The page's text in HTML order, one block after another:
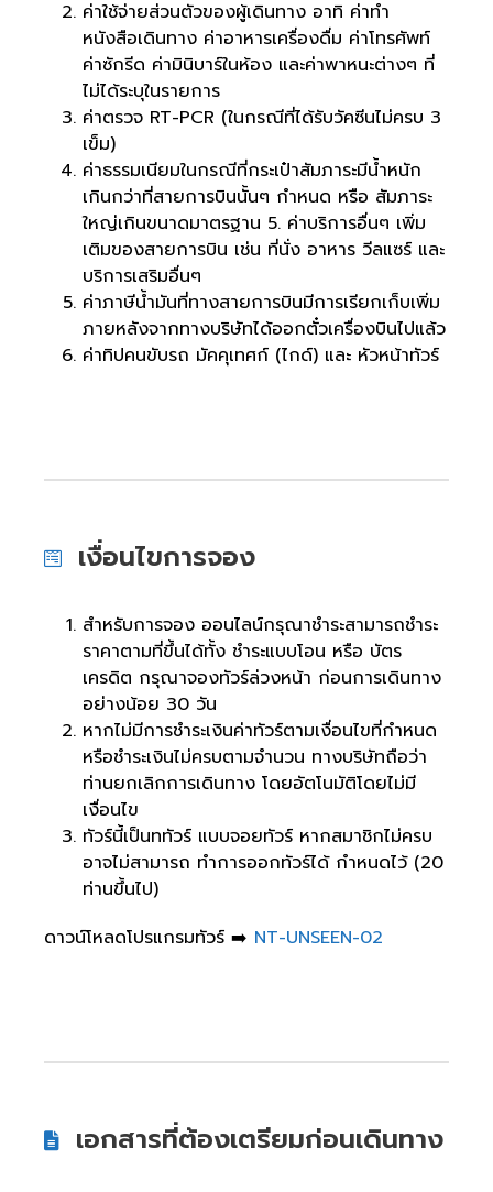
ค่าใช้จ่ายส่วนตัวของผู้เดินทาง อาทิ ค่าทำ
หนังสือเดินทาง ค่าอาหารเครื่องดื่ม ค่าโทรศัพท์
ค่าซักรีด ค่ามินิบาร์ในห้อง และค่าพาหนะต่างๆ ที่
ไม่ได้ระบุในรายการ
ค่าตรวจ RT-PCR (ในกรณีที่ได้รับวัคซีนไม่ครบ 3
เข็ม)
ค่าธรรมเนียมในกรณีที่กระเป๋าสัมภาระมีน้ำหนัก
เกินกว่าที่สายการบินนั้นๆ กำหนด หรือ สัมภาระ
ใหญ่เกินขนาดมาตรฐาน 5. ค่าบริการอื่นๆ เพิ่ม
เติมของสายการบิน เช่น ที่นั่ง อาหาร วีลแซร์ และ
บริการเสริมอื่นๆ
ค่าภาษีน้ำมันที่ทางสายการบินมีการเรียกเก็บเพิ่ม
ภายหลังจากทางบริษัทได้ออกตั๋วเครื่องบินไปแล้ว
ค่าทิปคนขับรถ มัคคุเทศก์ (ไกด์) และ หัวหน้าทัวร์
เงื่อนไขการจอง
สำหรับการจอง ออนไลน์กรุณาชำระสามารถชำระ
ราคาตามที่ขึ้นได้ทั้ง ชำระแบบโอน หรือ บัตร
เครดิต กรุณาจองทัวร์ล่วงหน้า ก่อนการเดินทาง
อย่างน้อย 30 วัน
หากไม่มีการชำระเงินค่าทัวร์ตามเงื่อนไขที่กำหนด
หรือชำระเงินไม่ครบตามจำนวน ทางบริษัทถือว่า
ท่านยกเลิกการเดินทาง โดยอัตโนมัติโดยไม่มี
เงื่อนไข
ทัวร์นี้เป็นททัวร์ แบบจอยทัวร์ หากสมาชิกไม่ครบ
อาจไม่สามารถ ทำการออกทัวร์ได้ กำหนดไว้ (20
ท่านขึ้นไป)
ดาวน์โหลดโปรแกรมทัวร์ ➡️ NT-UNSEEN-02
เอกสารที่ต้องเตรียมก่อนเดินทาง